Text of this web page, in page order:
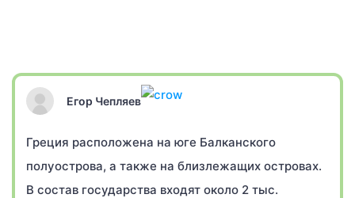
Егор Чепляев
Греция расположена на юге Балканского
полуострова, а также на близлежащих островах.
В состав государства входят около 2 тыс.